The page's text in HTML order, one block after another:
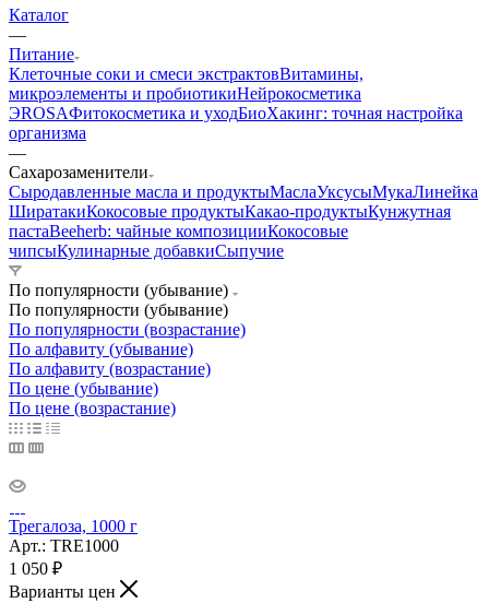
Каталог
—
Питание
Клеточные соки и смеси экстрактовВитамины,
микроэлементы и пробиотикиНейрокосметика
ЭROSAФитокосметика и уходБиоХакинг: точная настройка
организма
—
Сахарозаменители
Сыродавленные масла и продуктыМаслаУксусыМукаЛинейка
ШиратакиКокосовые продуктыКакао-продуктыКунжутная
пастаBeeherb: чайные композицииКокосовые
чипсыКулинарные добавкиСыпучие
По популярности (убывание)
По популярности (убывание)
По популярности (возрастание)
По алфавиту (убывание)
По алфавиту (возрастание)
По цене (убывание)
По цене (возрастание)
Трегалоза, 1000 г
Арт.: TRE1000
1 050 ₽
Варианты цен